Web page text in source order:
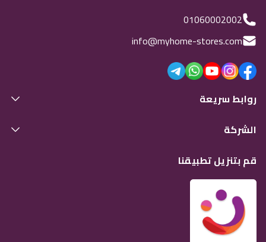
01060002002
info@myhome-stores.com
روابط سريعة
الشركة
قم بتنزيل تطبيقنا